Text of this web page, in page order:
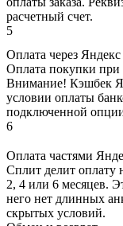
расчетный счет.
5
Оплата через
Оплата покупки при
Внимание! Кэшбек
условии оплаты
подключенной
6
Оплата частями
Сплит делит оплату
2, 4 или 6 месяцев.
него нет длинных
скрытых условий.